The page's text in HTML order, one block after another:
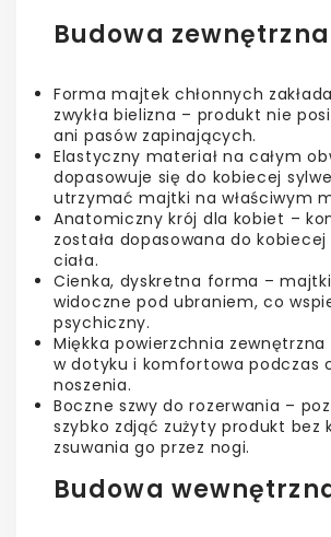
Budowa zewnętrzna
Forma majtek chłonnych
zwykła bielizna – produkt nie
ani pasów zapinających.
Elastyczny materiał na całym
dopasowuje się do kobiecej
utrzymać majtki na właściwym
Anatomiczny krój dla kobiet –
została dopasowana do
ciała.
Cienka, dyskretna forma –
widoczne pod ubraniem, co
psychiczny.
Miękka powierzchnia
w dotyku i komfortowa podczas
noszenia.
Boczne szwy do rozerwania –
szybko zdjąć zużyty produkt bez
zsuwania go przez nogi.
Budowa